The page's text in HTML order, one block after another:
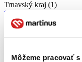
Môžeme pracovať
Trnavský kraj (1)
Senica -
Žilinský kraj (4)
Dolný Kubín -Oravská
Martin -Turčianska